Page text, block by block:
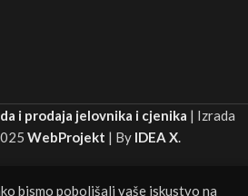
i prodaja jelovnika i cjenika | Izrada
WebProjekt | By IDEA X.
bismo poboljšali vaše iskustvo na